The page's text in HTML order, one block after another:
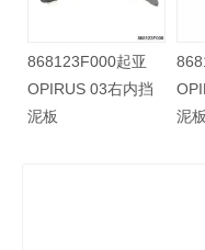
868123F000起亚
OPIRUS 03右内挡
泥板
泥板